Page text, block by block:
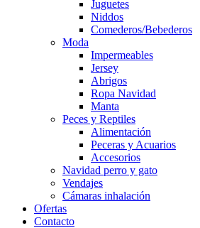
Juguetes
Niddos
Comederos/Bebederos
Moda
Impermeables
Jersey
Abrigos
Ropa Navidad
Manta
Peces y Reptiles
Alimentación
Peceras y Acuarios
Accesorios
Navidad perro y gato
Vendajes
Cámaras inhalación
Ofertas
Contacto